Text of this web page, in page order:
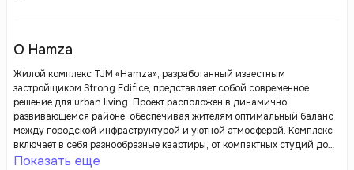
О Hamza
Жилой комплекс TJM «Hamza», разработанный известным
застройщиком Strong Edifice, представляет собой современное
решение для urban living. Проект расположен в динамично
развивающемся районе, обеспечивая жителям оптимальный баланс
между городской инфраструктурой и уютной атмосферой. Комплекс
включает в себя разнообразные квартиры, от компактных студий до
просторных многокомнатных апартаментов, что делает его
Показать еще